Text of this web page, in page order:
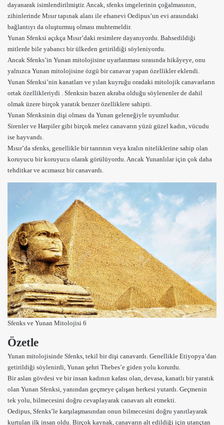
dayanarak isimlendirilmiştir. Ancak, sfenks imgelerinin çoğalmasının,
zihinlerinde Mısır tapınak alanı ile efsanevi Oedipus’un evi arasındaki
bağlantıyı da oluşturmuş olması muhtemeldir.
Yunan Sfenksi açıkça Mısır’daki resimlere dayanıyordu. Bahsedildiği
mitlerde bile yabancı bir ülkeden getirildiği söyleniyordu.
Ancak Sfenks’in Yunan mitolojisine uyarlanması sırasında hikâyeye, onu
yalnızca Yunan mitolojisine özgü bircanavaryapan özellikler eklendi.
Yunan Sfenksi’nin kanatları ve yılan kuyruğu oradaki mitolojik canavarların
ortak özellikleriydi . Sfenksin bazen akraba olduğu söylenenler de dahil
olmak üzere birçok yaratık benzer özelliklere sahipti.
Yunan Sfenksinin dişi olması da Yunan geleneğiyle uyumludur.
Sirenlerve Harpilergibi birçok melez canavarın yüzü güzel kadın, vücudu
ise hayvandı.
Mısır’da sfenks, genellikle bir tanrının veya kralın niteliklerine sahip olan
koruyucu bir koruyucu olarak görülüyordu. Ancak Yunanlılar için çok daha
tehditkar ve acımasız bir canavardı.
Sfenks ve Yunan Mitolojisi 6
Özetle
Yunan mitolojisinde Sfenks, tekil bir dişi canavardı. Genellikle Etiyopya’dan
getirildiği söylenirdi, Yunan şehri Thebes’e giden yolu korurdu.
Bir aslan gövdesi ve bir insan kadının kafası olan, devasa, kanatlı bir yaratık
olan Yunan Sfenksi, yanından geçmeye çalışan herkesi yutardı. Geçmenin
tek yolu, bilmecesini doğru cevaplayarak canavarı alt etmekti.
Oedipus, Sfenks’le karşılaşmasından onun bilmecesini doğru yanıtlayarak
kurtulan ilk insan oldu. Birçok kaynak, canavarın alt edildiği için utançtan